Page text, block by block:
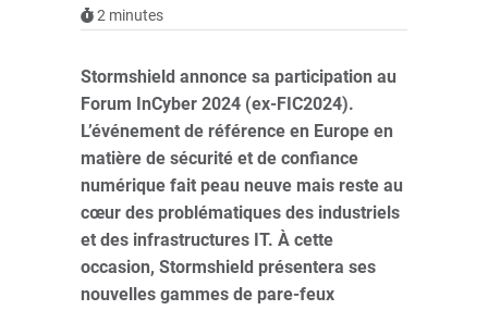
2 minutes
Stormshield annonce sa participation au
Forum InCyber 2024 (ex-FIC2024).
L’événement de référence en Europe en
matière de sécurité et de confiance
numérique fait peau neuve mais reste au
cœur des problématiques des industriels
et des infrastructures IT. À cette
occasion, Stormshield présentera ses
nouvelles gammes de pare-feux